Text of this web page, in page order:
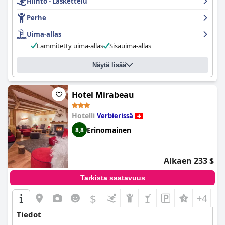
Perhe
Uima-allas
Lämmitetty uima-allas
Sisäuima-allas
Näytä lisää
Hotel Mirabeau
Hotelli Verbierissä
8,8 Erinomainen
Alkaen 233 $
Tarkista saatavuus
$ +4
Tiedot